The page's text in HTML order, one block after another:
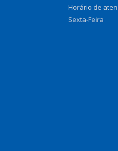
Horário de
Sexta-Feira